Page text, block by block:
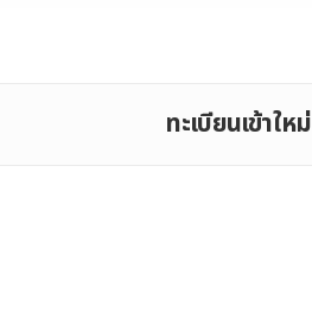
ทะเบียนเข้าใหม่